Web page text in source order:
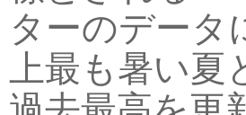
ターのデータ
上最も暑い